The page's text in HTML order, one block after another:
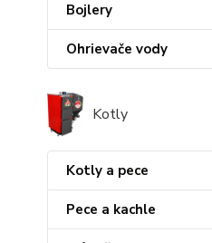
Bojlery
Ohrievače vody
Kotly
Kotly a pece
Pece a kachle